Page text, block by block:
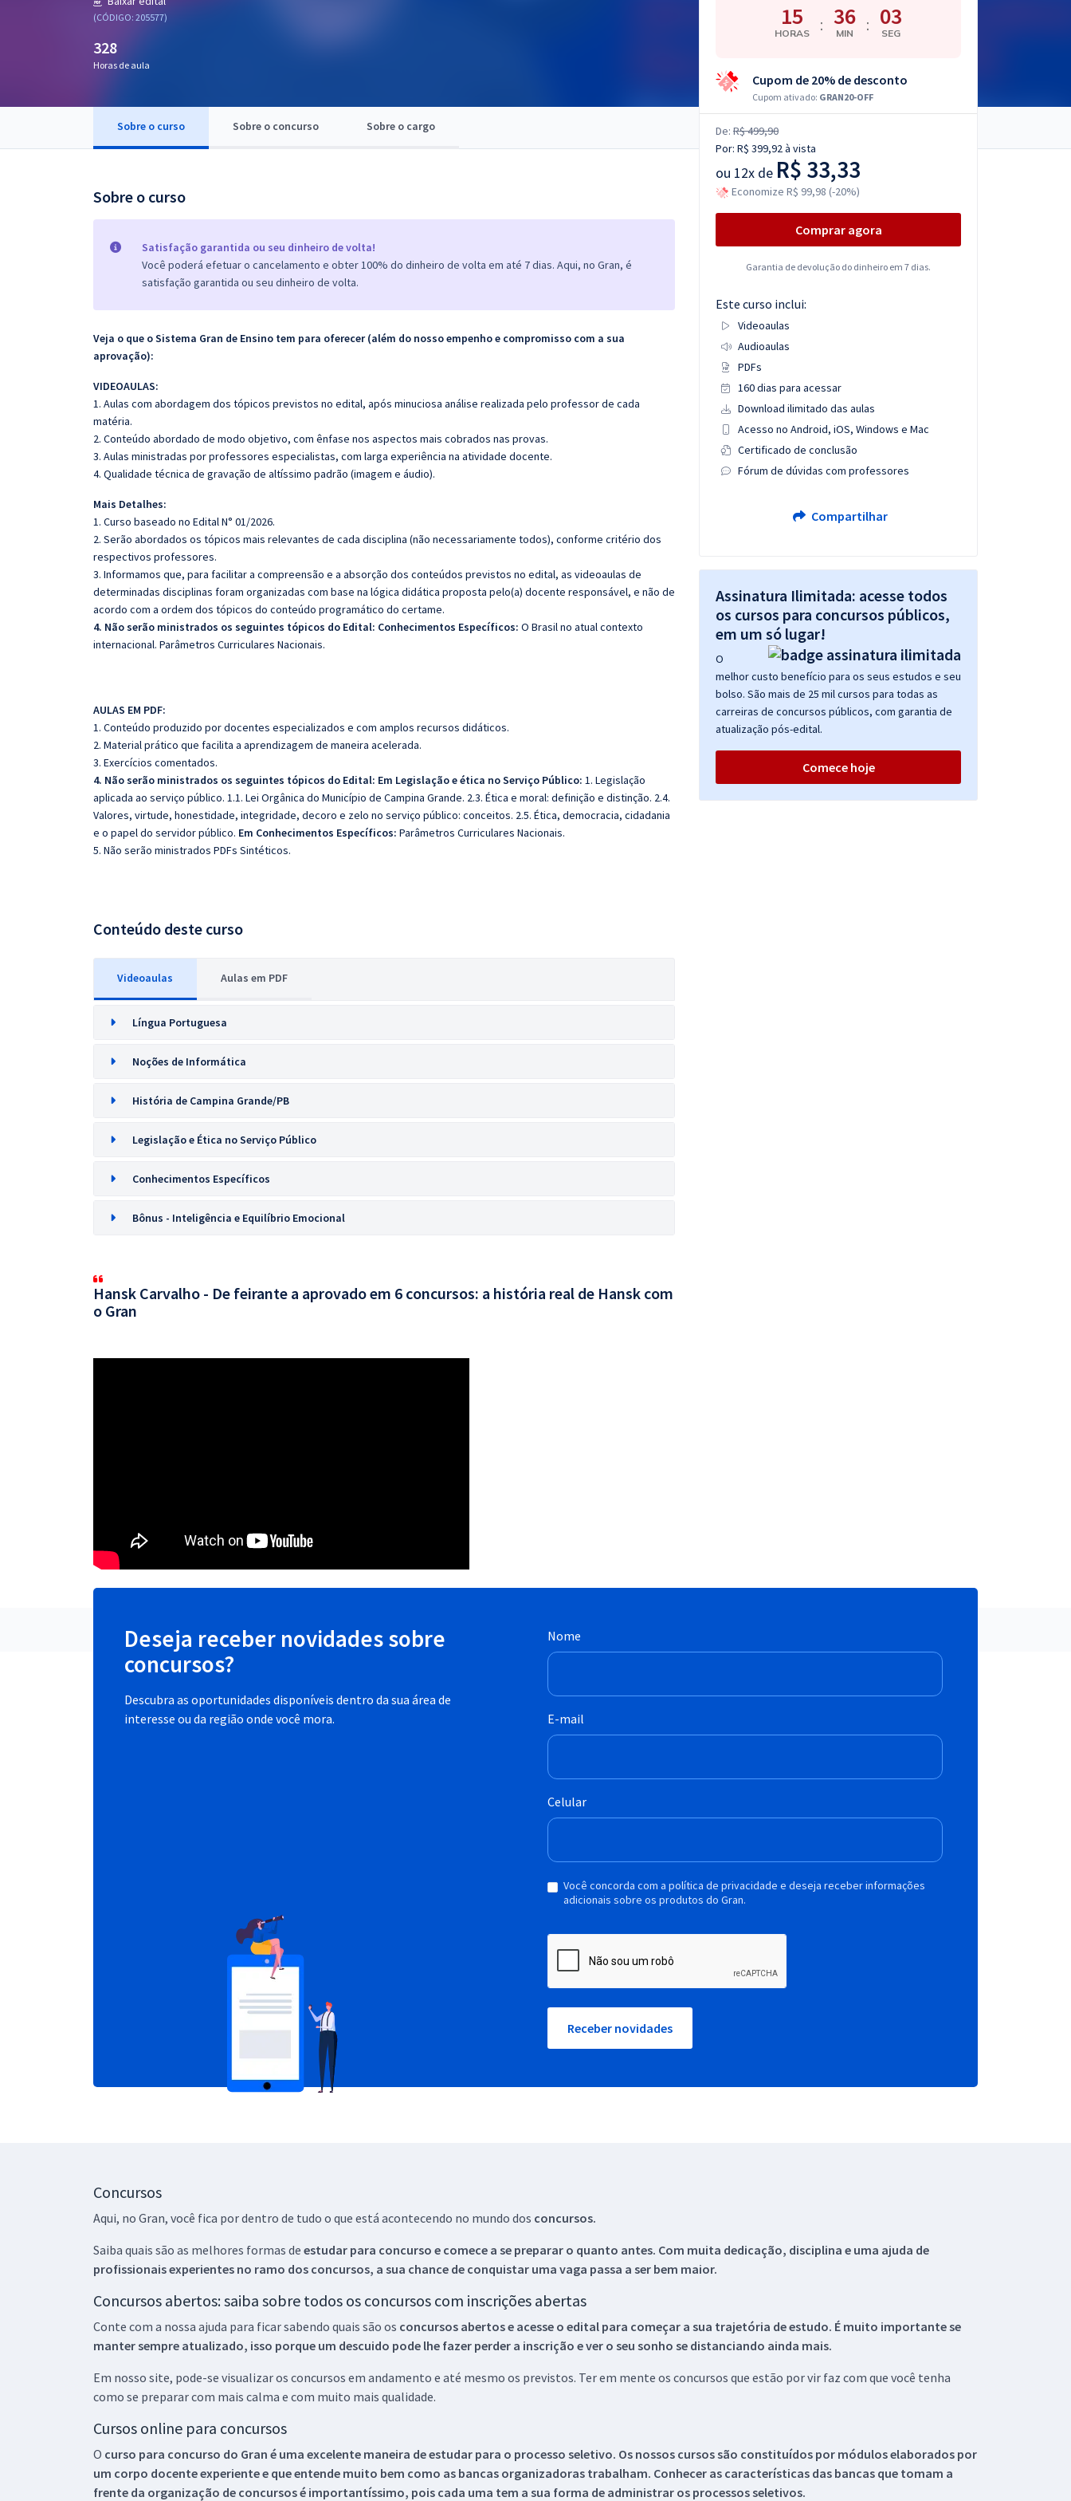
Conteúdo gratuito
(CÓDIGO: 205577)
328
Horas de aula
Sobre o curso Sobre o concurso Sobre o cargo
Sobre o curso
Satisfação garantida ou seu dinheiro de volta!
Você poderá efetuar o cancelamento e obter 100% do dinheiro de volta em até 7 dias. Aqui, no Gran, é
satisfação garantida ou seu dinheiro de volta.
Veja o que o Sistema Gran de Ensino tem para oferecer (além do nosso empenho e compromisso com a sua
aprovação):
VIDEOAULAS:
1. Aulas com abordagem dos tópicos previstos no edital, após minuciosa análise realizada pelo professor de cada
matéria.
2. Conteúdo abordado de modo objetivo, com ênfase nos aspectos mais cobrados nas provas.
3. Aulas ministradas por professores especialistas, com larga experiência na atividade docente.
4. Qualidade técnica de gravação de altíssimo padrão (imagem e áudio).
Mais Detalhes:
1. Curso baseado no Edital N° 01/2026.
2. Serão abordados os tópicos mais relevantes de cada disciplina (não necessariamente todos), conforme critério dos
respectivos professores.
3. Informamos que, para facilitar a compreensão e a absorção dos conteúdos previstos no edital, as videoaulas de
determinadas disciplinas foram organizadas com base na lógica didática proposta pelo(a) docente responsável, e não de
acordo com a ordem dos tópicos do conteúdo programático do certame.
4. Não serão ministrados os seguintes tópicos do Edital: Conhecimentos Específicos: O Brasil no atual contexto
internacional. Parâmetros Curriculares Nacionais.
AULAS EM PDF:
1. Conteúdo produzido por docentes especializados e com amplos recursos didáticos.
2. Material prático que facilita a aprendizagem de maneira acelerada.
3. Exercícios comentados.
4. Não serão ministrados os seguintes tópicos do Edital: Em Legislação e ética no Serviço Público: 1. Legislação
aplicada ao serviço público. 1.1. Lei Orgânica do Município de Campina Grande. 2.3. Ética e moral: definição e distinção. 2.4.
Valores, virtude, honestidade, integridade, decoro e zelo no serviço público: conceitos. 2.5. Ética, democracia, cidadania
e o papel do servidor público. Em Conhecimentos Específicos: Parâmetros Curriculares Nacionais.
5. Não serão ministrados PDFs Sintéticos.
Conteúdo deste curso
Videoaulas Aulas em PDF
Língua Portuguesa
Noções de Informática
História de Campina Grande/PB
Legislação e Ética no Serviço Público
Conhecimentos Específicos
Bônus - Inteligência e Equilíbrio Emocional
Hansk Carvalho - De feirante a aprovado em 6 concursos: a história real de Hansk com
o Gran
15
HORAS : 36
MIN : 02
SEG
Cupom de 20% de desconto
Cupom ativado: GRAN20-OFF
De: R$ 499,90
Por: R$ 399,92à vista
ou 12x de R$ 33,33
Economize R$ 99,98 (-20%)
Comprar agora
Garantia de devolução do dinheiro em 7 dias.
Este curso inclui:
Videoaulas
Audioaulas
PDFs
160 dias para acessar
Download ilimitado das aulas
Acesso no Android, iOS, Windows e Mac
Certificado de conclusão
Fórum de dúvidas com professores
Compartilhar
Assinatura Ilimitada: acesse todos
os cursos para concursos públicos,
em um só lugar!
O
melhor custo benefício para os seus estudos e seu
bolso. São mais de 25 mil cursos para todas as
carreiras de concursos públicos, com garantia de
atualização pós-edital.
Comece hoje
Deseja receber novidades sobre
concursos?
Descubra as oportunidades disponíveis dentro da sua área de
interesse ou da região onde você mora.
Nome
E-mail
Celular
Você concorda com a política de privacidade e deseja receber informações
adicionais sobre os produtos do Gran.
Receber novidades
Concursos
Aqui, no Gran, você fica por dentro de tudo o que está acontecendo no mundo dos concursos.
Saiba quais são as melhores formas de estudar para concurso e comece a se preparar o quanto antes. Com muita dedicação, disciplina e uma ajuda de
profissionais experientes no ramo dos concursos, a sua chance de conquistar uma vaga passa a ser bem maior.
Concursos abertos: saiba sobre todos os concursos com inscrições abertas
Conte com a nossa ajuda para ficar sabendo quais são os concursos abertos e acesse o edital para começar a sua trajetória de estudo. É muito importante se
manter sempre atualizado, isso porque um descuido pode lhe fazer perder a inscrição e ver o seu sonho se distanciando ainda mais.
Em nosso site, pode-se visualizar os concursos em andamento e até mesmo os previstos. Ter em mente os concursos que estão por vir faz com que você tenha
como se preparar com mais calma e com muito mais qualidade.
Cursos online para concursos
O curso para concurso do Gran é uma excelente maneira de estudar para o processo seletivo. Os nossos cursos são constituídos por módulos elaborados por
um corpo docente experiente e que entende muito bem como as bancas organizadoras trabalham. Conhecer as características das bancas que tomam a
frente da organização de concursos é importantíssimo, pois cada uma tem a sua forma de administrar os processos seletivos.